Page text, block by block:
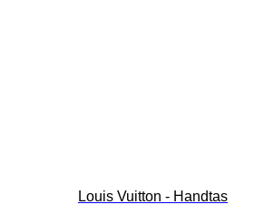
Louis Vuitton - Handtas